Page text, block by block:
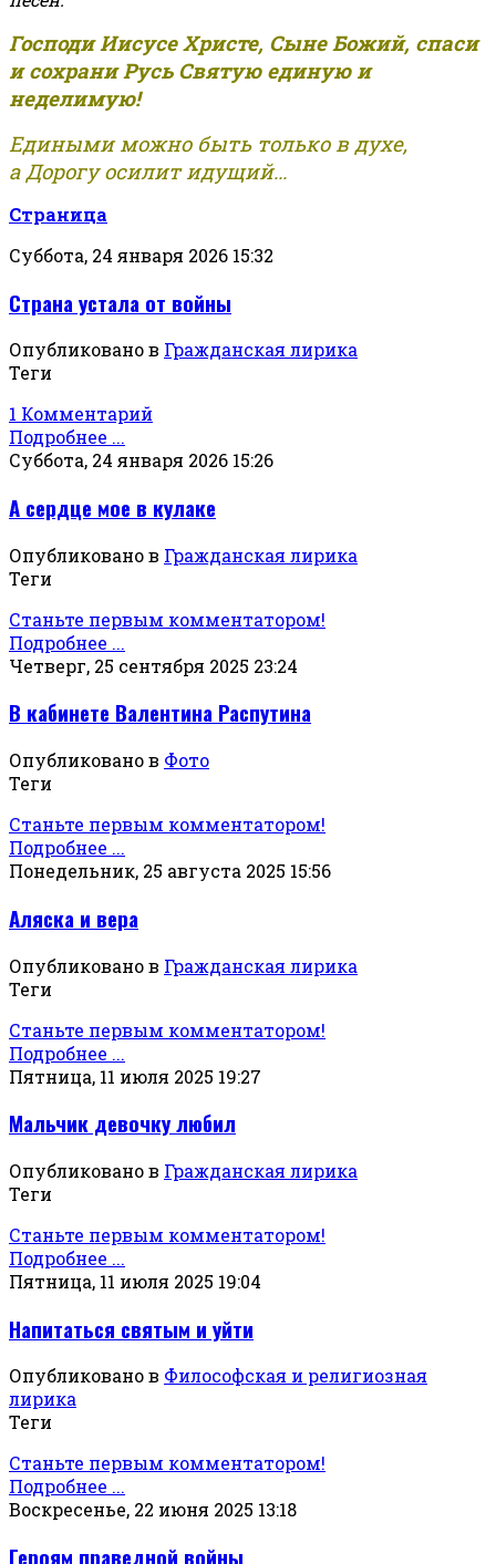
Господи Иисусе Христе, Сыне Божий, спаси
и сохрани Русь Святую единую и
неделимую!
Едиными можно быть только в духе,
а Дорогу осилит идущий...
Страница
Суббота, 24 января 2026 15:32
Страна устала от войны
Опубликовано в Гражданская лирика
Теги
1 Комментарий
Подробнее ...
Суббота, 24 января 2026 15:26
А сердце мое в кулаке
Опубликовано в Гражданская лирика
Теги
Станьте первым комментатором!
Подробнее ...
Четверг, 25 сентября 2025 23:24
В кабинете Валентина Распутина
Опубликовано в Фото
Теги
Станьте первым комментатором!
Подробнее ...
Понедельник, 25 августа 2025 15:56
Аляска и вера
Опубликовано в Гражданская лирика
Теги
Станьте первым комментатором!
Подробнее ...
Пятница, 11 июля 2025 19:27
Мальчик девочку любил
Опубликовано в Гражданская лирика
Теги
Станьте первым комментатором!
Подробнее ...
Пятница, 11 июля 2025 19:04
Напитаться святым и уйти
Опубликовано в Философская и религиозная
лирика
Теги
Станьте первым комментатором!
Подробнее ...
Воскресенье, 22 июня 2025 13:18
Героям праведной войны